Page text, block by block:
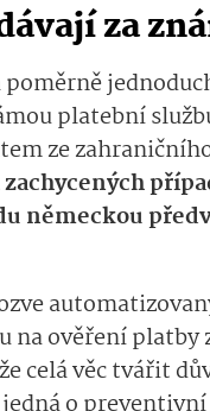
za
platební
ze
německou
na ověření platby
celá věc tvářit